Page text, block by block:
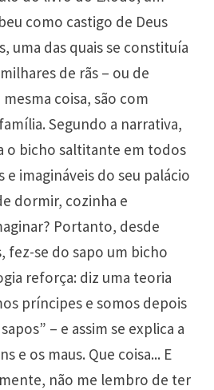
como castigo de Deus
uma das quais se constituía
de rãs – ou de
mesma coisa, são com
Segundo a narrativa,
o bicho saltitante em todos
e imagináveis do seu palácio
dormir, cozinha e
Portanto, desde
fez-se do sapo um bicho
reforça: diz uma teoria
príncipes e somos depois
– e assim se explica a
e os maus. Que coisa... E
não me lembro de ter